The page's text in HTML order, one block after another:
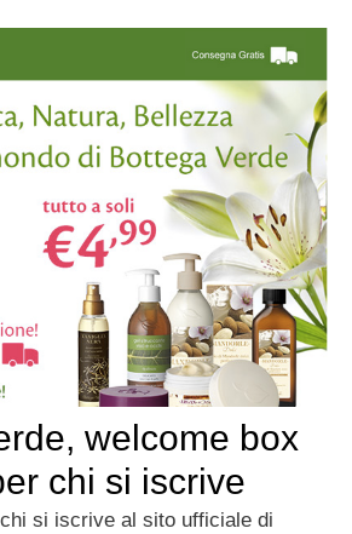
welcome box
chi si iscrive
si iscrive al sito ufficiale di